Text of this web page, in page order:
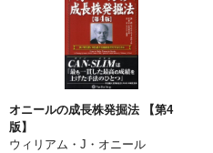
オニールの成長株発掘法 【第4
版】
ウィリアム・J・オニール